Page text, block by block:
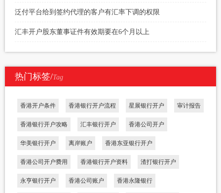
泛付平台给到签约代理的客户有汇率下调的权限
汇丰开户股东董事证件有效期要在6个月以上
热门标签/Tag
香港开户条件 香港银行开户流程 星展银行开户 审计报告
香港银行开户攻略 汇丰银行开户 香港公司开户
华美银行开户 离岸账户 香港东亚银行开户
香港公司开户费用 香港银行开户资料 渣打银行开户
永亨银行开户 香港公司账户 香港永隆银行